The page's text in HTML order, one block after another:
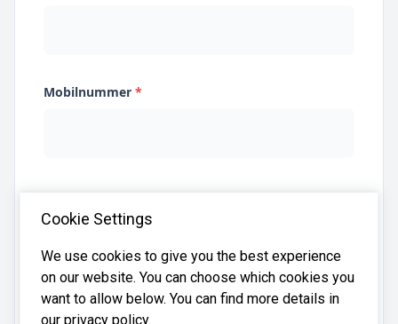
Mobilnummer *
opplysningene mine og dele dem med relevante
regnskapsfører
Cookie Settings
We use cookies to give you the best experience
on our website. You can choose which cookies you
want to allow below. You can find more details in
our privacy policy.